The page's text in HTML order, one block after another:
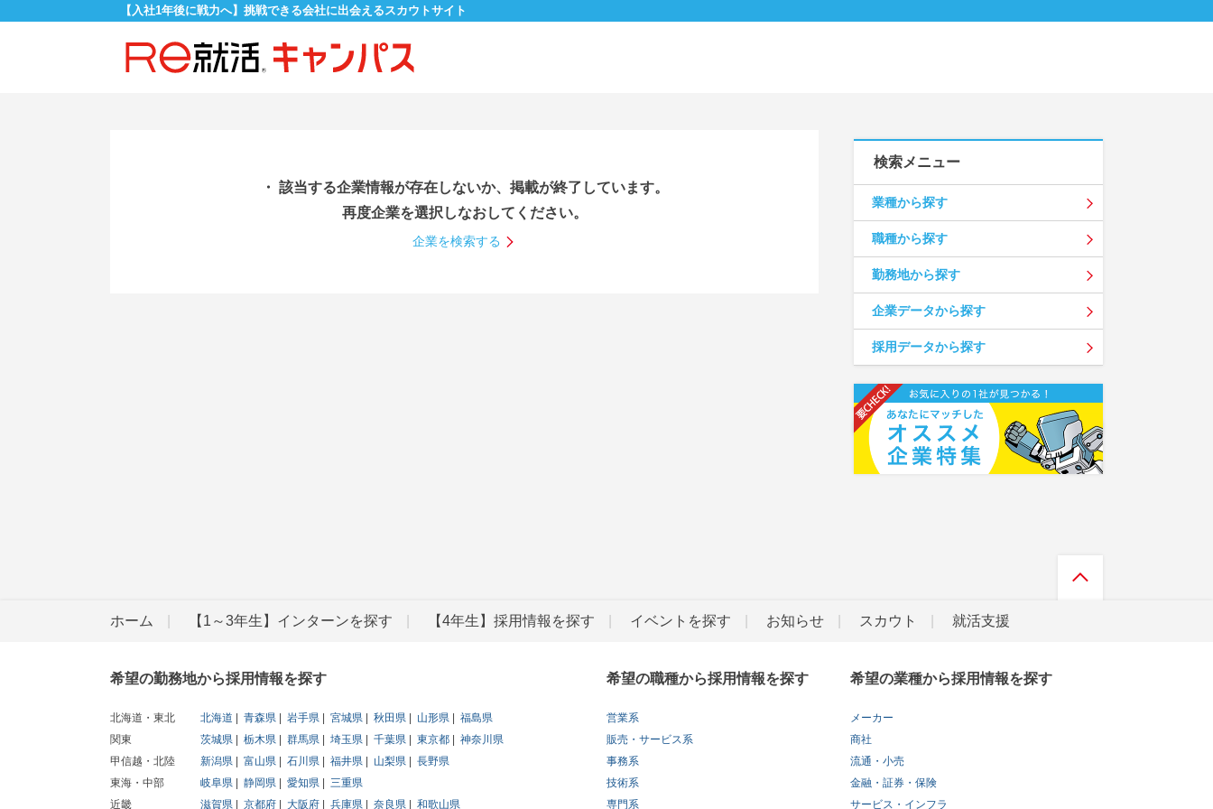
【入社1年後に戦力へ】挑戦できる会社に出会えるスカウトサイト
・ 該当する企業情報が存在しないか、掲載が終了しています。
再度企業を選択しなおしてください。
企業を検索する
検索メニュー
業種から探す
職種から探す
勤務地から探す
企業データから探す
採用データから探す
ホーム 【1～3年生】インターンを探す 【4年生】採用情報を探す イベントを探す お知らせ スカウト 就活支援
希望の勤務地から採用情報を探す
北海道・東北 北海道 青森県 岩手県 宮城県 秋田県 山形県
福島県
関東
茨城県 栃木県 群馬県 埼玉県 千葉県 東京都
神奈川県
甲信越・北陸
新潟県 富山県 石川県 福井県 山梨県
長野県
東海・中部
岐阜県 静岡県 愛知県
三重県
近畿
滋賀県 京都府 大阪府 兵庫県 奈良県 和歌山県
希望の職種から採用情報を探す
営業系
販売・サービス系
事務系
技術系
専門系
希望の業種から採用情報を探す
メーカー
商社
流通・小売
金融・証券・保険
サービス・インフラ